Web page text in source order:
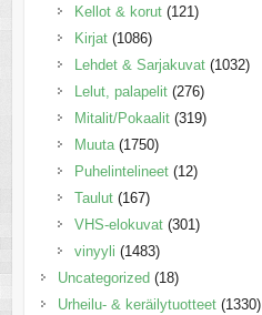
Kellot & korut (121)
Kirjat (1086)
Lehdet & Sarjakuvat (1032)
Lelut, palapelit (276)
Mitalit/Pokaalit (319)
Muuta (1750)
Puhelintelineet (12)
Taulut (167)
VHS-elokuvat (301)
vinyyli (1483)
Uncategorized (18)
Urheilu- & keräilytuotteet (1330)